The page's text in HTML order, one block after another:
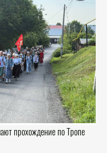
прохождение по Тропе